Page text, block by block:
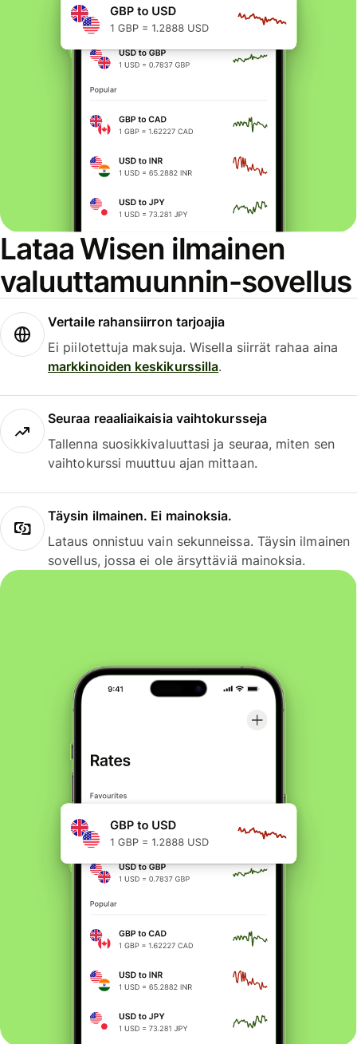
Lataa Wisen ilmainen
valuuttamuunnin-sovellus
Vertaile rahansiirron tarjoajia
Ei piilotettuja maksuja. Wisella siirrät rahaa aina
markkinoiden keskikurssilla.
Seuraa reaaliaikaisia vaihtokursseja
Tallenna suosikkivaluuttasi ja seuraa, miten sen
vaihtokurssi muuttuu ajan mittaan.
Täysin ilmainen. Ei mainoksia.
Lataus onnistuu vain sekunneissa. Täysin ilmainen
sovellus, jossa ei ole ärsyttäviä mainoksia.